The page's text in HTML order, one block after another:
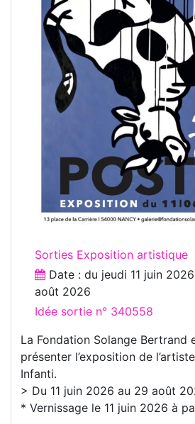
Sorties Exposition artistique
Date : du jeudi 11 juin 2026
août 2026
Idée sortie n° 340558
La Fondation Solange Bertrand
présenter l’exposition de
Infanti.
> Du 11 juin 2026 au 29 août
* Vernissage le 11 juin 2026 à